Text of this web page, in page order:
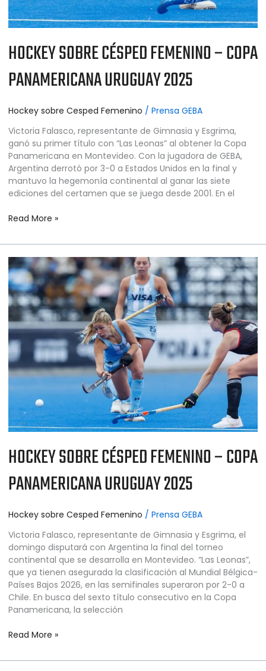
HOCKEY SOBRE CÉSPED FEMENINO – COPA
PANAMERICANA URUGUAY 2025
Hockey sobre Cesped Femenino / Prensa GEBA
Victoria Falasco, representante de Gimnasia y Esgrima,
ganó su primer título con “Las Leonas” al obtener la Copa
Panamericana en Montevideo. Con la jugadora de GEBA,
Argentina derrotó por 3-0 a Estados Unidos en la final y
mantuvo la hegemonía continental al ganar las siete
ediciones del certamen que se juega desde 2001. En el
Read More »
HOCKEY SOBRE CÉSPED FEMENINO – COPA
PANAMERICANA URUGUAY 2025
Hockey sobre Cesped Femenino / Prensa GEBA
Victoria Falasco, representante de Gimnasia y Esgrima, el
domingo disputará con Argentina la final del torneo
continental que se desarrolla en Montevideo. “Las Leonas”,
que ya tienen asegurada la clasificación al Mundial Bélgica-
Países Bajos 2026, en las semifinales superaron por 2-0 a
Chile. En busca del sexto título consecutivo en la Copa
Panamericana, la selección
HOCKEY
SOBRE
CÉSPED
FEMENINO
COPA
PANAMERICANA
URUGUAY
2025
Read More »